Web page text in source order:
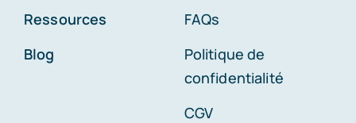
Ressources
Blog
FAQs
Politique de
confidentialité
CGV